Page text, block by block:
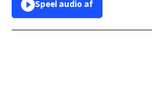
Speel audio af